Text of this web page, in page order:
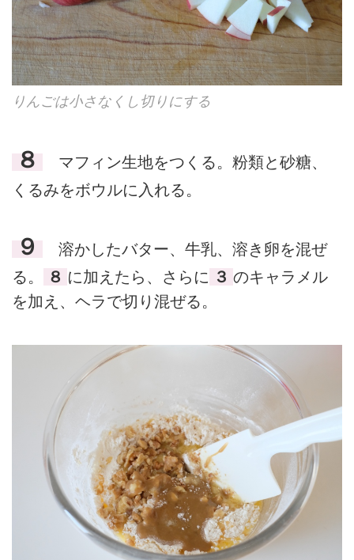
りんごは小さなくし切りにする
８
マフィン生地をつくる。粉類と砂糖、
くるみをボウルに入れる。
９
溶かしたバター、牛乳、溶き卵を混ぜ
る。
８ に加えたら、さらに ３ のキャラメル
を加え、ヘラで切り混ぜる。